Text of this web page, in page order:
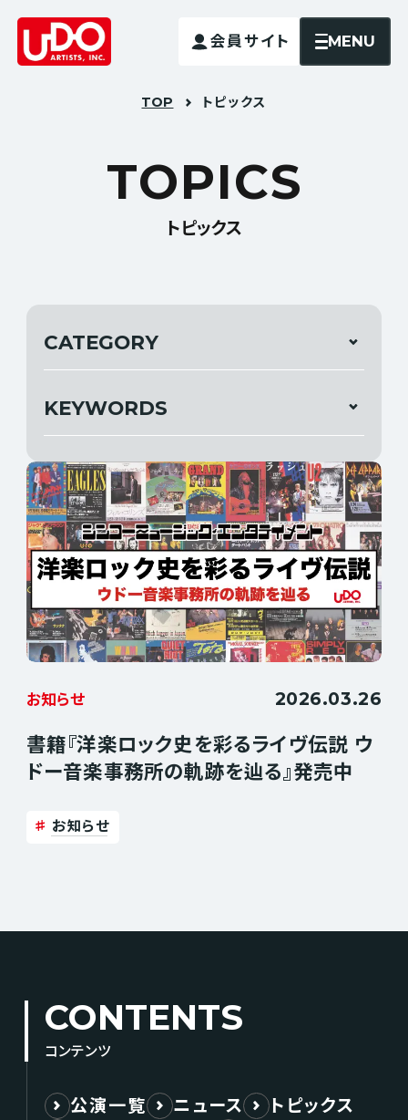
会員サイト MENU
TOP トピックス
TOPICS
トピックス
CATEGORY
すべて
お知らせ
KEYWORDS
すべて
お知らせ
お知らせ 2026.03.26
書籍『洋楽ロック史を彩るライヴ伝説 ウ
ドー音楽事務所の軌跡を辿る』発売中
お知らせ
CONTENTS
コンテンツ
公演一覧 ニュース
トピックス